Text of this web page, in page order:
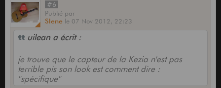
#6
Publié par
Slene le 07 Nov 2012, 22:23
uilean a écrit :
je trouve que le capteur de la Kezia n'est pas
terrible pis son look est comment dire :
''spécifique''